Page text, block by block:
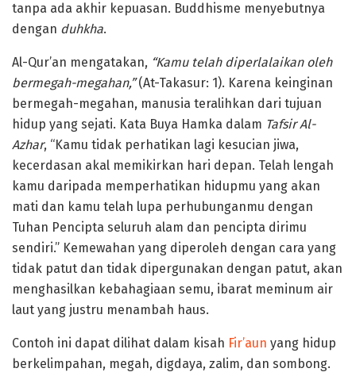
tanpa ada akhir kepuasan. Buddhisme menyebutnya
dengan duhkha.
Al-Qur’an mengatakan, “Kamu telah diperlalaikan oleh
bermegah-megahan,”(At-Takasur: 1). Karena keinginan
bermegah-megahan, manusia teralihkan dari tujuan
hidup yang sejati. Kata Buya Hamka dalam Tafsir Al-
Azhar, “Kamu tidak perhatikan lagi kesucian jiwa,
kecerdasan akal memikirkan hari depan. Telah lengah
kamu daripada memperhatikan hidupmu yang akan
mati dan kamu telah lupa perhubunganmu dengan
Tuhan Pencipta seluruh alam dan pencipta dirimu
sendiri.” Kemewahan yang diperoleh dengan cara yang
tidak patut dan tidak dipergunakan dengan patut, akan
menghasilkan kebahagiaan semu, ibarat meminum air
laut yang justru menambah haus.
Contoh ini dapat dilihat dalam kisah Fir’aun yang hidup
berkelimpahan, megah, digdaya, zalim, dan sombong.